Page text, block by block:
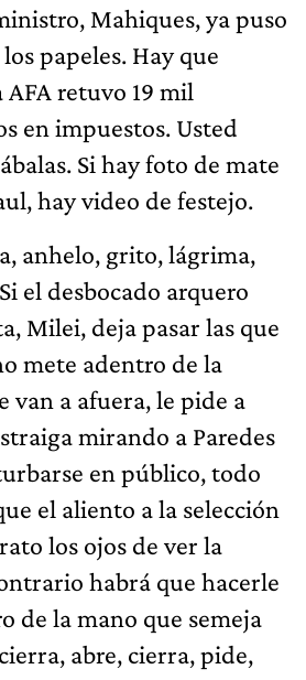
Mahiques, ya puso
papeles. Hay que
retuvo 19 mil
en impuestos. Usted
Si hay foto de mate
hay video de festejo.
anhelo, grito, lágrima,
el desbocado arquero
Milei, deja pasar las que
mete adentro de la
van a afuera, le pide a
mirando a Paredes
en público, todo
el aliento a la selección
los ojos de ver la
habrá que hacerle
de la mano que semeja
abre, cierra, pide,